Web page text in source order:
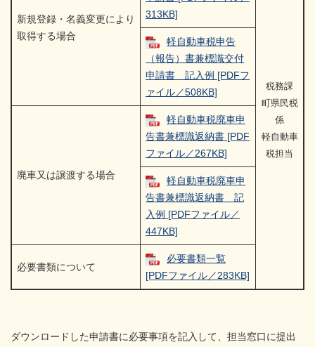
新規登録・名義変更により
取得する場合
313KB]
税務課
町県民税
係
軽自動車
税担当
軽自動車税申告
（報告）書兼標識交付
申請書 記入例 [PDFフ
ァイル／508KB]
廃車又は譲渡する場合
軽自動車税廃車申
告書兼標識返納書 [PDF
ファイル／267KB]
軽自動車税廃車申
告書兼標識返納書 記
入例 [PDFファイル／
447KB]
必要書類について
必要書類一覧
[PDFファイル／283KB]
ダウンロードした申請書に必要事項を記入して、担当窓口に提出